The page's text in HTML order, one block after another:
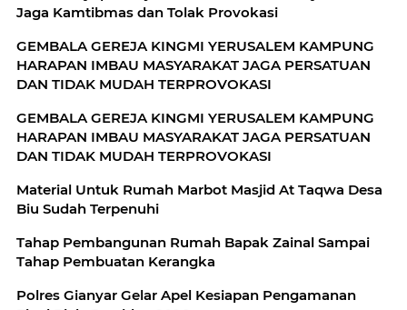
Jaga Kamtibmas dan Tolak Provokasi
GEMBALA GEREJA KINGMI YERUSALEM KAMPUNG
HARAPAN IMBAU MASYARAKAT JAGA PERSATUAN
DAN TIDAK MUDAH TERPROVOKASI
GEMBALA GEREJA KINGMI YERUSALEM KAMPUNG
HARAPAN IMBAU MASYARAKAT JAGA PERSATUAN
DAN TIDAK MUDAH TERPROVOKASI
Material Untuk Rumah Marbot Masjid At Taqwa Desa
Biu Sudah Terpenuhi
Tahap Pembangunan Rumah Bapak Zainal Sampai
Tahap Pembuatan Kerangka
Polres Gianyar Gelar Apel Kesiapan Pengamanan